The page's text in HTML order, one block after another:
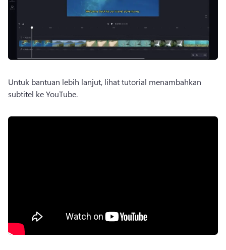
Untuk bantuan lebih lanjut, lihat tutorial menambahkan
subtitel ke YouTube.